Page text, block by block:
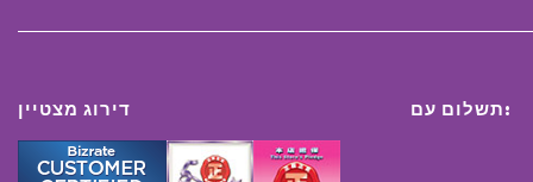
דירוג מצטיין תשלום עם: